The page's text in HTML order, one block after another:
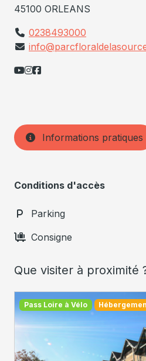
45100 ORLEANS
0238493000
Informations pratiques
Conditions d'accès
Parking
Consigne
Que visiter à proximité
Pass Loire à Vélo